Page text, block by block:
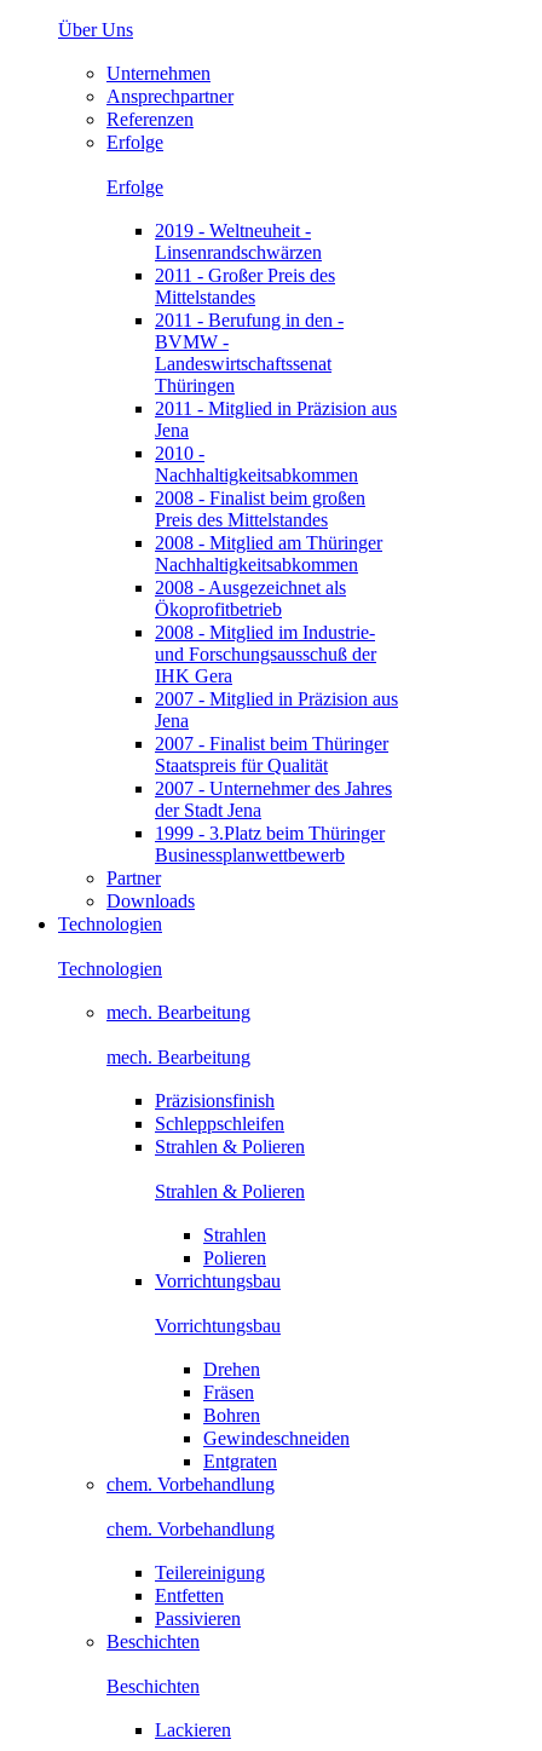
Über Uns
Unternehmen
Ansprechpartner
Referenzen
Erfolge
Erfolge
2019 - Weltneuheit -
Linsenrandschwärzen
2011 - Großer Preis des
Mittelstandes
2011 - Berufung in den -
BVMW -
Landeswirtschaftssenat
Thüringen
2011 - Mitglied in Präzision aus
Jena
2010 -
Nachhaltigkeitsabkommen
2008 - Finalist beim großen
Preis des Mittelstandes
2008 - Mitglied am Thüringer
Nachhaltigkeitsabkommen
2008 - Ausgezeichnet als
Ökoprofitbetrieb
2008 - Mitglied im Industrie-
und Forschungsausschuß der
IHK Gera
2007 - Mitglied in Präzision aus
Jena
2007 - Finalist beim Thüringer
Staatspreis für Qualität
2007 - Unternehmer des Jahres
der Stadt Jena
1999 - 3.Platz beim Thüringer
Businessplanwettbewerb
Partner
Downloads
Technologien
Technologien
mech. Bearbeitung
mech. Bearbeitung
Präzisionsfinish
Schleppschleifen
Strahlen & Polieren
Strahlen & Polieren
Strahlen
Polieren
Vorrichtungsbau
Vorrichtungsbau
Drehen
Fräsen
Bohren
Gewindeschneiden
Entgraten
chem. Vorbehandlung
chem. Vorbehandlung
Teilereinigung
Entfetten
Passivieren
Beschichten
Beschichten
Lackieren